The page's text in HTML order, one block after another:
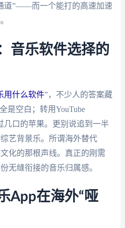
道”——而一个能打的高速加速
音乐软件选择的
用什么软件”，不少人的答案藏
是空白；转用YouTube
几口的苹果。更别说追到一半
艺背景乐。所谓海外替代
化的那根声线。真正的刚需
无缝衔接的音乐归属感。
App在海外“哑